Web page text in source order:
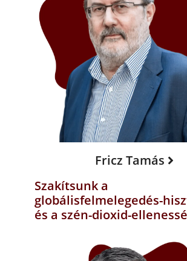
Fricz Tamás
Szakítsunk a
globálisfelmelegedés-
és a szén-dioxid-